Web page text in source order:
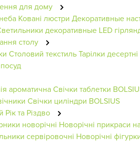
для дому
Ковані люстри Декоративные
декоративные LED
столу
Столовий текстильТарілки десертні
ароматичнаСвічки таблетки
Свічки циліндри BOLSIUS
та Різдво
новорічні Новорічні прикраси
сервіровочні Новорічні